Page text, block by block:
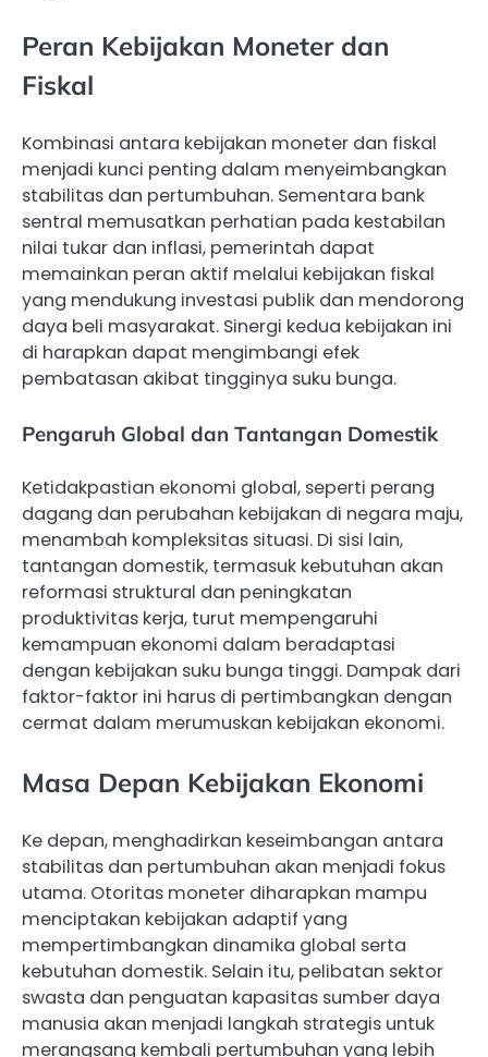
Peran Kebijakan Moneter dan
Fiskal
Kombinasi antara kebijakan moneter dan fiskal
menjadi kunci penting dalam menyeimbangkan
stabilitas dan pertumbuhan. Sementara bank
sentral memusatkan perhatian pada kestabilan
nilai tukar dan inflasi, pemerintah dapat
memainkan peran aktif melalui kebijakan fiskal
yang mendukung investasi publik dan mendorong
daya beli masyarakat. Sinergi kedua kebijakan ini
di harapkan dapat mengimbangi efek
pembatasan akibat tingginya suku bunga.
Pengaruh Global dan Tantangan Domestik
Ketidakpastian ekonomi global, seperti perang
dagang dan perubahan kebijakan di negara maju,
menambah kompleksitas situasi. Di sisi lain,
tantangan domestik, termasuk kebutuhan akan
reformasi struktural dan peningkatan
produktivitas kerja, turut mempengaruhi
kemampuan ekonomi dalam beradaptasi
dengan kebijakan suku bunga tinggi. Dampak dari
faktor-faktor ini harus di pertimbangkan dengan
cermat dalam merumuskan kebijakan ekonomi.
Masa Depan Kebijakan Ekonomi
Ke depan, menghadirkan keseimbangan antara
stabilitas dan pertumbuhan akan menjadi fokus
utama. Otoritas moneter diharapkan mampu
menciptakan kebijakan adaptif yang
mempertimbangkan dinamika global serta
kebutuhan domestik. Selain itu, pelibatan sektor
swasta dan penguatan kapasitas sumber daya
manusia akan menjadi langkah strategis untuk
merangsang kembali pertumbuhan yang lebih